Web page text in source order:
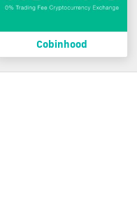
Cobinhood